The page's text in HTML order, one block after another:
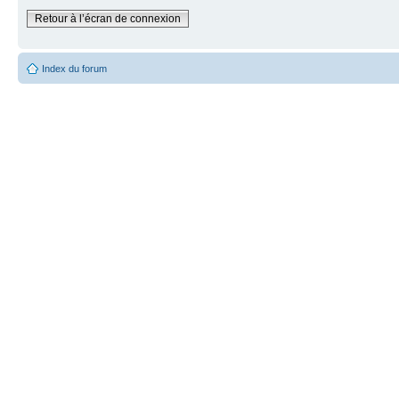
Retour à l’écran de connexion
Index du forum